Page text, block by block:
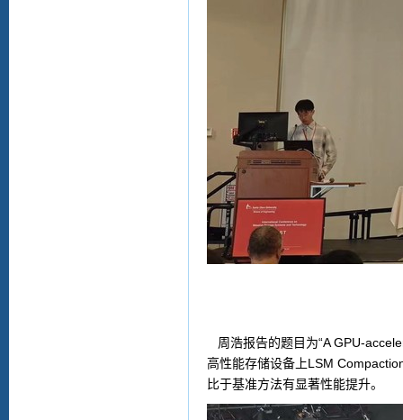
周浩报告的题目为“A GPU-
高性能存储设备上LSM
比于基准方法有显著性能提升。